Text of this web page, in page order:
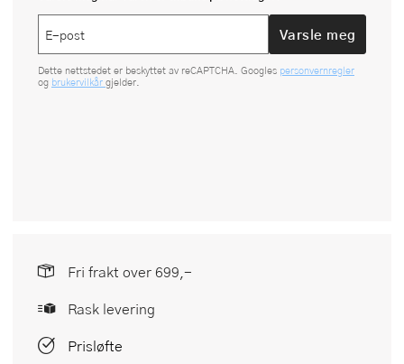
Varsle meg
Dette nettstedet er beskyttet av reCAPTCHA. Googles personvernregler
og brukervilkår gjelder.
Fri frakt over 699,-
Rask levering
Prisløfte